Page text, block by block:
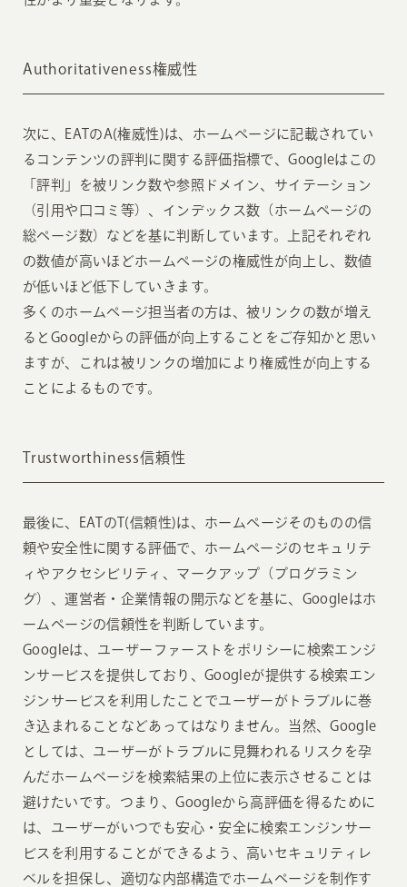
Authoritativeness権威性
次に、EATのA(権威性)は、ホームページに記載されてい
るコンテンツの評判に関する評価指標で、Googleはこの
「評判」を被リンク数や参照ドメイン、サイテーション
（引用や口コミ等）、インデックス数（ホームページの
総ページ数）などを基に判断しています。上記それぞれ
の数値が高いほどホームページの権威性が向上し、数値
が低いほど低下していきます。
多くのホームページ担当者の方は、被リンクの数が増え
るとGoogleからの評価が向上することをご存知かと思い
ますが、これは被リンクの増加により権威性が向上する
ことによるものです。
Trustworthiness信頼性
最後に、EATのT(信頼性)は、ホームページそのものの信
頼や安全性に関する評価で、ホームページのセキュリテ
ィやアクセシビリティ、マークアップ（プログラミン
グ）、運営者・企業情報の開示などを基に、Googleはホ
ームページの信頼性を判断しています。
Googleは、ユーザーファーストをポリシーに検索エンジ
ンサービスを提供しており、Googleが提供する検索エン
ジンサービスを利用したことでユーザーがトラブルに巻
き込まれることなどあってはなりません。当然、Google
としては、ユーザーがトラブルに見舞われるリスクを孕
んだホームページを検索結果の上位に表示させることは
避けたいです。つまり、Googleから高評価を得るために
は、ユーザーがいつでも安心・安全に検索エンジンサー
ビスを利用することができるよう、高いセキュリティレ
ベルを担保し、適切な内部構造でホームページを制作す